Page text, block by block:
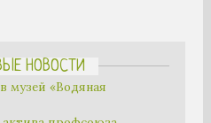
НОВОСТИ
музей «Водяная